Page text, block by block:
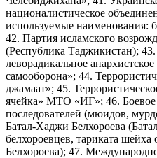
националистическое
используемые наименования:
42. Партия исламского
(Республика Таджикистан);
леворадикальное
самооборона»; 44.
джамаат»; 45.
ячейка» МТО «ИГ»; 46.
последователей (мюидов,
Батал-Хаджи Белхороева
белхороевцев, тариката
Белхороева); 47.